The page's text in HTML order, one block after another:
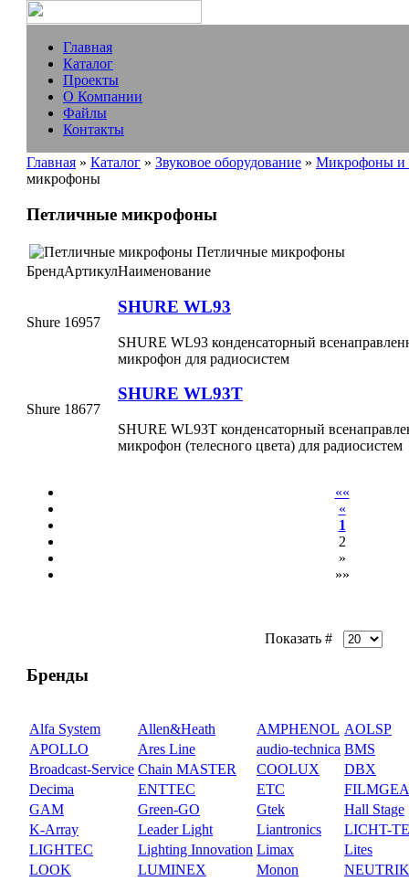
Главная
Каталог
Проекты
О Компании
Файлы
Контакты
Главная » Каталог » Звуковое оборудование » Микрофоны и
микрофоны
Петличные микрофоны
Петличные микрофоны
БрендАртикулНаименование
Shure 16957
SHURE WL93
SHURE WL93 конденсаторный
микрофон для радиосистем
Shure 18677
SHURE WL93T
SHURE WL93T конденсаторный
микрофон (телесного цвета) для радиосистем
««
«
1
2
»
»»
Показать #
Бренды
Alfa System Allen&Heath AMPHENOL AOLSP
APOLLO
Ares Line audio-technica BMS
Broadcast-Service Chain MASTER COOLUX
DBX
Decima
ENTTEC ETC
GAM
Green-GO Gtek
Hall Stage
K-Array
Leader Light Liantronics
LICHT-
LIGHTEC
Lighting Innovation Limax
Lites
LOOK
LUMINEX Monon
NEUTRIK